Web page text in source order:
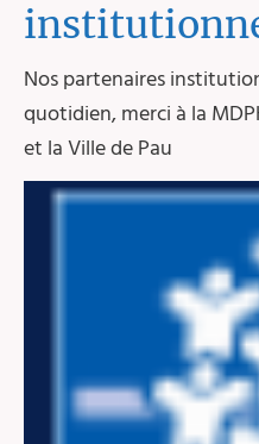
Nos partenaires
quotidien, merci à la
et la Ville de Pau